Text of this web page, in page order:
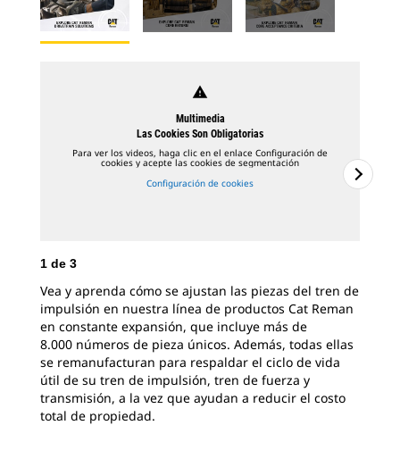
warning
Multimedia
Las Cookies Son Obligatorias
Para ver los videos, haga clic en el enlace Configuración de
cookies y acepte las cookies de segmentación
Configuración de cookies
1 de 3
Vea y aprenda cómo se ajustan las piezas del tren de
impulsión en nuestra línea de productos Cat Reman
en constante expansión, que incluye más de
8.000 números de pieza únicos. Además, todas ellas
se remanufacturan para respaldar el ciclo de vida
útil de su tren de impulsión, tren de fuerza y
transmisión, a la vez que ayudan a reducir el costo
total de propiedad.